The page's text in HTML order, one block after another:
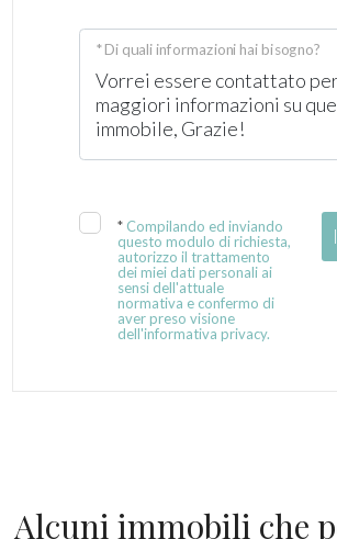
* Di quali informazioni hai bisogno?
* Compilando ed inviando
questo modulo di richiesta,
autorizzo il trattamento
dei miei dati personali ai
sensi dell'attuale
normativa e confermo di
aver preso visione
dell'informativa privacy.
Alcuni immobili che